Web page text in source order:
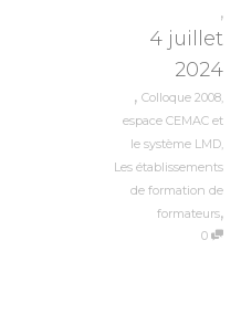
,
4 juillet
2024
, Colloque 2008,
espace CEMAC et
le système LMD,
Les établissements
de formation de
formateurs,
0